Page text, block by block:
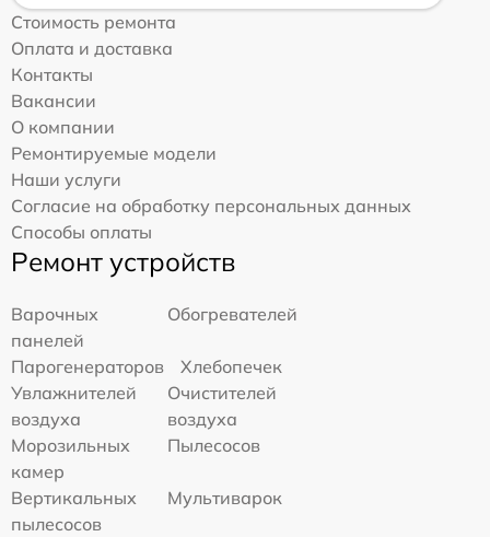
Стоимость ремонта
Оплата и доставка
Контакты
Вакансии
О компании
Ремонтируемые модели
Наши услуги
Согласие на обработку персональных данных
Способы оплаты
Ремонт устройств
Варочных
панелей
Обогревателей
Парогенераторов
Хлебопечек
Увлажнителей
воздуха
Очистителей
воздуха
Морозильных
камер
Пылесосов
Вертикальных
пылесосов
Мультиварок